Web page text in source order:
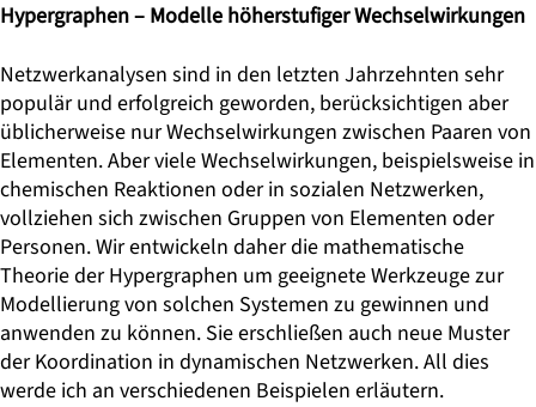
Hypergraphen – Modelle höherstufiger Wechselwirkungen
Netzwerkanalysen sind in den letzten Jahrzehnten sehr
populär und erfolgreich geworden, berücksichtigen aber
üblicherweise nur Wechselwirkungen zwischen Paaren von
Elementen. Aber viele Wechselwirkungen, beispielsweise in
chemischen Reaktionen oder in sozialen Netzwerken,
vollziehen sich zwischen Gruppen von Elementen oder
Personen. Wir entwickeln daher die mathematische
Theorie der Hypergraphen um geeignete Werkzeuge zur
Modellierung von solchen Systemen zu gewinnen und
anwenden zu können. Sie erschließen auch neue Muster
der Koordination in dynamischen Netzwerken. All dies
werde ich an verschiedenen Beispielen erläutern.